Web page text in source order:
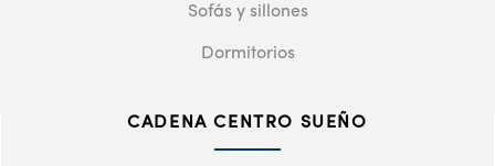
Sofás y sillones
Dormitorios
CADENA CENTRO SUEÑO